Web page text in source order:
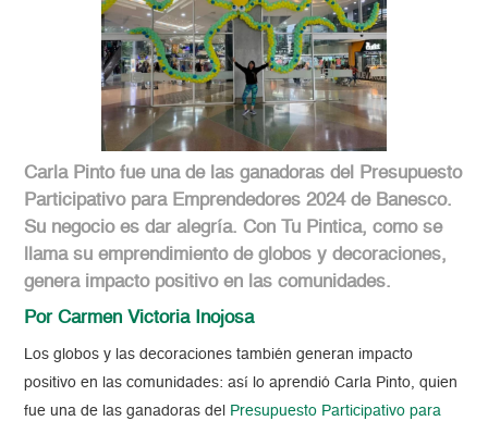
Carla Pinto fue una de las ganadoras del Presupuesto
Participativo para Emprendedores 2024 de Banesco.
Su negocio es dar alegría. Con Tu Pintica, como se
llama su emprendimiento de globos y decoraciones,
genera impacto positivo en las comunidades.
Por Carmen Victoria Inojosa
Los globos y las decoraciones también generan impacto
positivo en las comunidades: así lo aprendió Carla Pinto, quien
fue una de las ganadoras del
Presupuesto Participativo para